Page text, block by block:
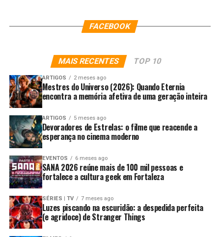
FACEBOOK
MAIS RECENTES TOP 10
ARTIGOS 2 meses ago
Mestres do Universo (2026): Quando Eternia
encontra a memória afetiva de uma geração inteira
ARTIGOS 5 meses ago
Devoradores de Estrelas: o filme que reacende a
esperança no cinema moderno
EVENTOS 6 meses ago
SANA 2026 reúne mais de 100 mil pessoas e
fortalece a cultura geek em Fortaleza
SÉRIES | TV 7 meses ago
Luzes piscando na escuridão: a despedida perfeita
(e agridoce) de Stranger Things